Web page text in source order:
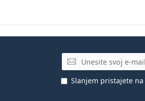
E-mail
Slanjem pristajete na